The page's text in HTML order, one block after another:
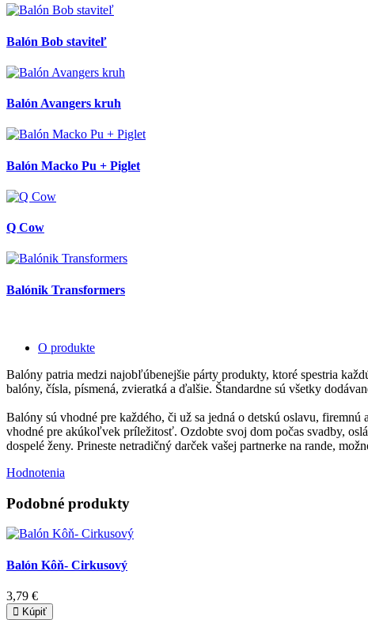
Balón Bob staviteľ
Balón Avangers kruh
Balón Macko Pu + Piglet
Q Cow
Balónik Transformers
O produkte
Balóny patria medzi najobľúbenejšie párty produkty, ktoré spestria
balóny, čísla, písmená, zvieratká a ďalšie. Štandardne sú všetky
Balóny sú vhodné pre každého, či už sa jedná o detskú oslavu,
vhodné pre akúkoľvek príležitosť. Ozdobte svoj dom počas svadby,
dospelé ženy. Prineste netradičný darček vašej partnerke na rande,
Hodnotenia
Podobné produkty
Balón Kôň- Cirkusový
3,79 €
Kúpiť